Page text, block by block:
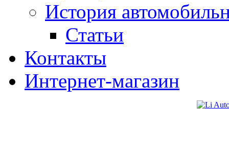
История
Статьи
Контакты
Интернет-магазин